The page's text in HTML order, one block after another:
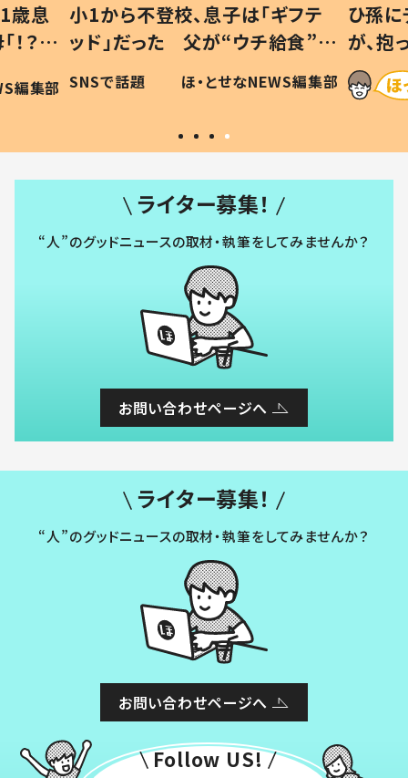
歳息
？」
編集部
小1から不登校、息子は「ギフテ
ッド」だった 父が“ウチ給食”を
作り続ける理由とは #令和の親
#令和の子
SNSで話題 ほ・とせなNEWS編集部
ひ孫
が、
「涙が
い」
ライター募集！
“人”のグッドニュースの取材・執筆をしてみませんか？
お問い合わせページへ
ライター募集！
“人”のグッドニュースの取材・執筆をしてみませんか？
お問い合わせページへ
Follow US!